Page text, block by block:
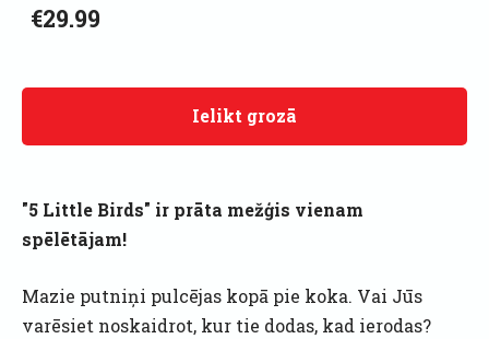
€29.99
Ielikt grozā
"5 Little Birds" ir prāta mežģis vienam
spēlētājam!
Mazie putniņi pulcējas kopā pie koka. Vai Jūs
varēsiet noskaidrot, kur tie dodas, kad ierodas?